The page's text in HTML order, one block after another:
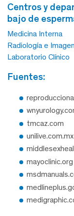
centros y departamentos relacionados conteo
bajo de
Medicina Interna
Radiología e
Laboratorio Clínico
fuentes:
tmcaz.com
unilive.com.mx
mayoclinic.org